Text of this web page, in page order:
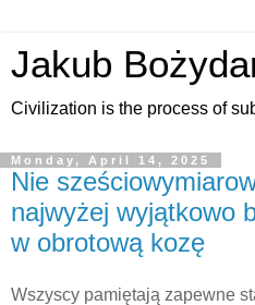
Jakub
Civilization is the process of
Monday, April 14, 2025
Nie
najwyżej wyjątkowo
w obrotową kozę
Wszyscy pamiętają zapewne